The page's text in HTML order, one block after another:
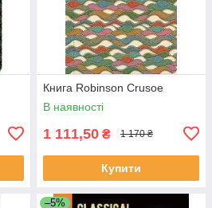
Книга Robinson Crusoe
В наявності
1 111,50 ₴ 1 170 ₴
Купити
–5%